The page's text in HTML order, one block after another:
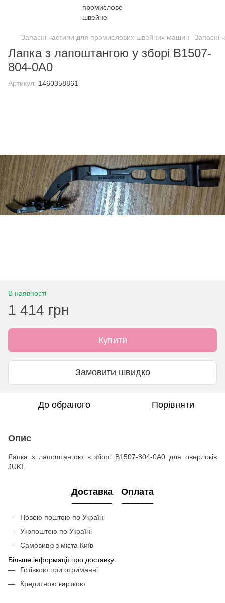
Запасні частини для промислових швейних машин Запасні
Лапка з лапоштангою у зборі B1507-
804-0A0
Артикул: 1460358861
В наявності
1 414 грн
Купити
Замовити швидко
До обраного Порівняти
Опис
Лапка з лапоштангою в зборі B1507-804-0A0 для оверлоків
JUKI.
Доставка Оплата
Новою поштою по Україні
Укрпоштою по Україні
Самовивіз з міста Київ
Більше інформації про доставку
Готівкою при отриманні
Кредитною карткою